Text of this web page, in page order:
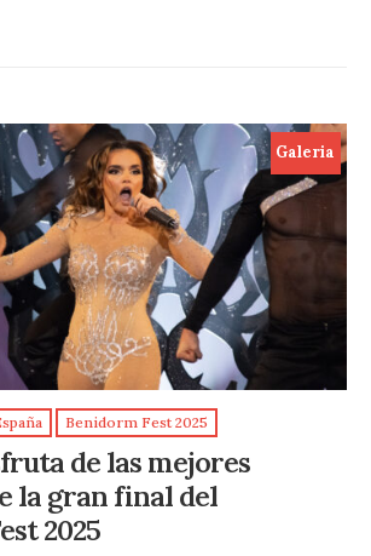
Galeria
Benidorm Fest 2025
de las mejores
la gran final del
2025